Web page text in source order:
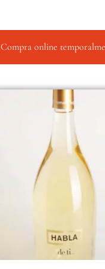
Compra online